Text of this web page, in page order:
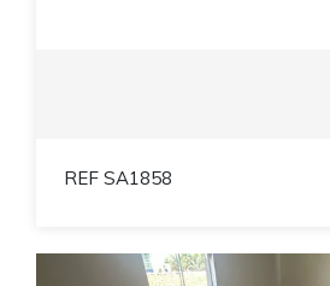
REF SA1858